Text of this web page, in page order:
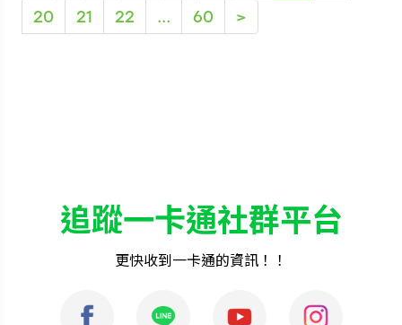
20
21 22 ... 60 >
追蹤一卡通社群平台
更快收到一卡通的資訊！！